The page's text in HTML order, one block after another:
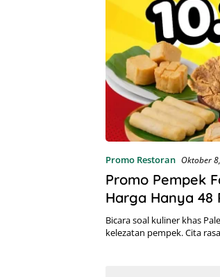
Promo Restoran Oktober
Promo Pempek
Harga Hanya 48
Bicara soal kuliner khas
kelezatan pempek. Cita